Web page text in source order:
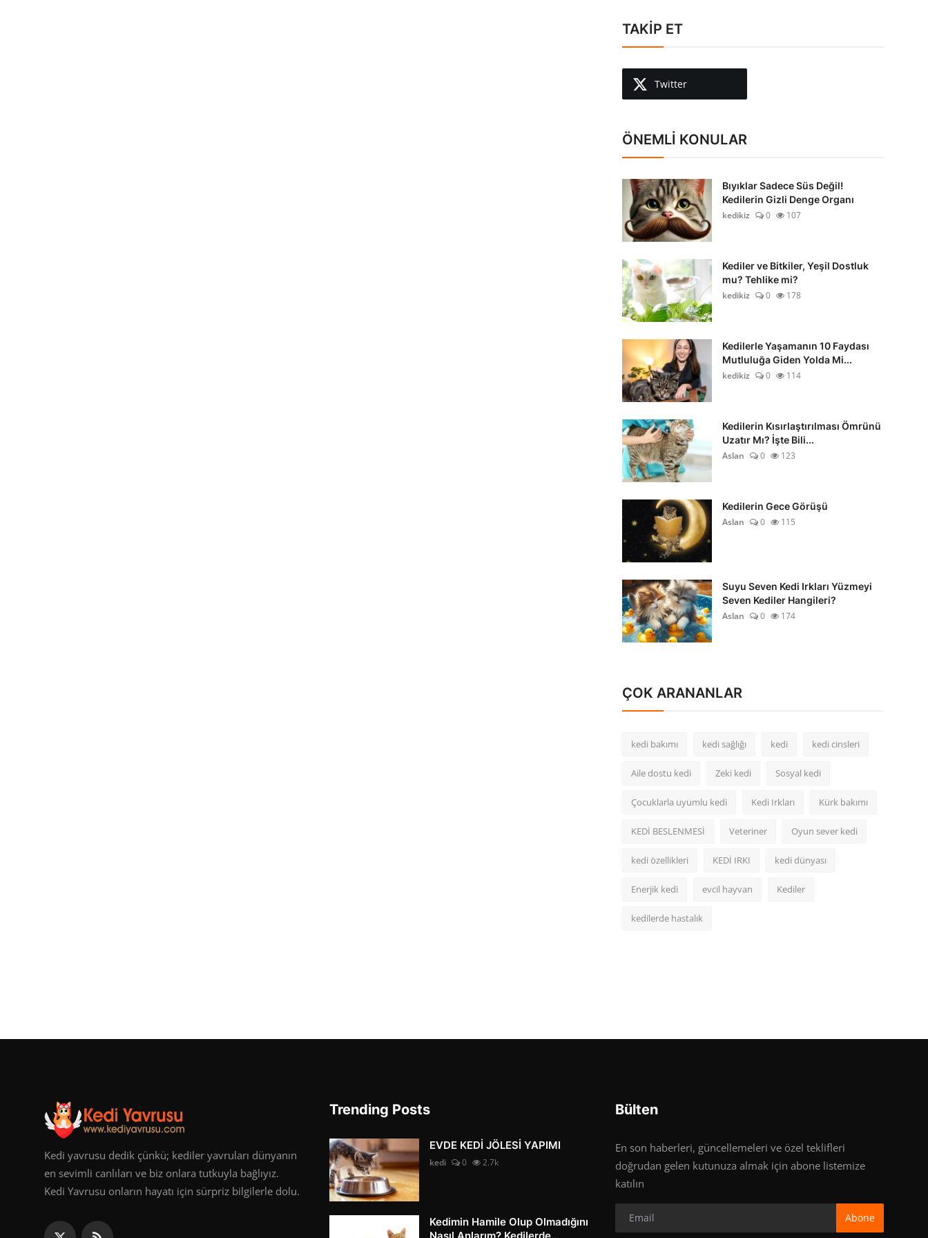
TAKİP ET
Twitter
ÖNEMLİ KONULAR
Bıyıklar Sadece Süs Değil!
Kedilerin Gizli Denge Organı
kedikiz
0 107
Kediler ve Bitkiler, Yeşil Dostluk
mu? Tehlike mi?
kedikiz
0 178
Kedilerle Yaşamanın 10 Faydası
Mutluluğa Giden Yolda Mi...
kedikiz
0 114
Kedilerin Kısırlaştırılması Ömrünü
Uzatır Mı? İşte Bili...
Aslan
0 123
Kedilerin Gece Görüşü
Aslan
0 115
Suyu Seven Kedi Irkları Yüzmeyi
Seven Kediler Hangileri?
Aslan
0 174
ÇOK ARANANLAR
kedi bakımı kedi sağlığı kedi kedi cinsleri
Aile dostu kedi Zeki kedi Sosyal kedi
Çocuklarla uyumlu kedi Kedi Irkları Kürk bakımı
KEDİ BESLENMESİ Veteriner Oyun sever kedi
kedi özellikleri KEDİ IRKI kedi dünyası
Enerjik kedi evcil hayvan Kediler
kedilerde hastalık
Kedi yavrusu dedik çünkü; kediler yavruları dünyanın
en sevimli canlıları ve biz onlara tutkuyla bağlıyız.
Kedi Yavrusu onların hayatı için sürpriz bilgilerle dolu.
Trending Posts
EVDE KEDİ JÖLESİ YAPIMI
kedi 0 2.7k
Kedimin Hamile Olup Olmadığını
Bülten
En son haberleri, güncellemeleri ve özel teklifleri
doğrudan gelen kutunuza almak için abone listemize
katılın
Abone